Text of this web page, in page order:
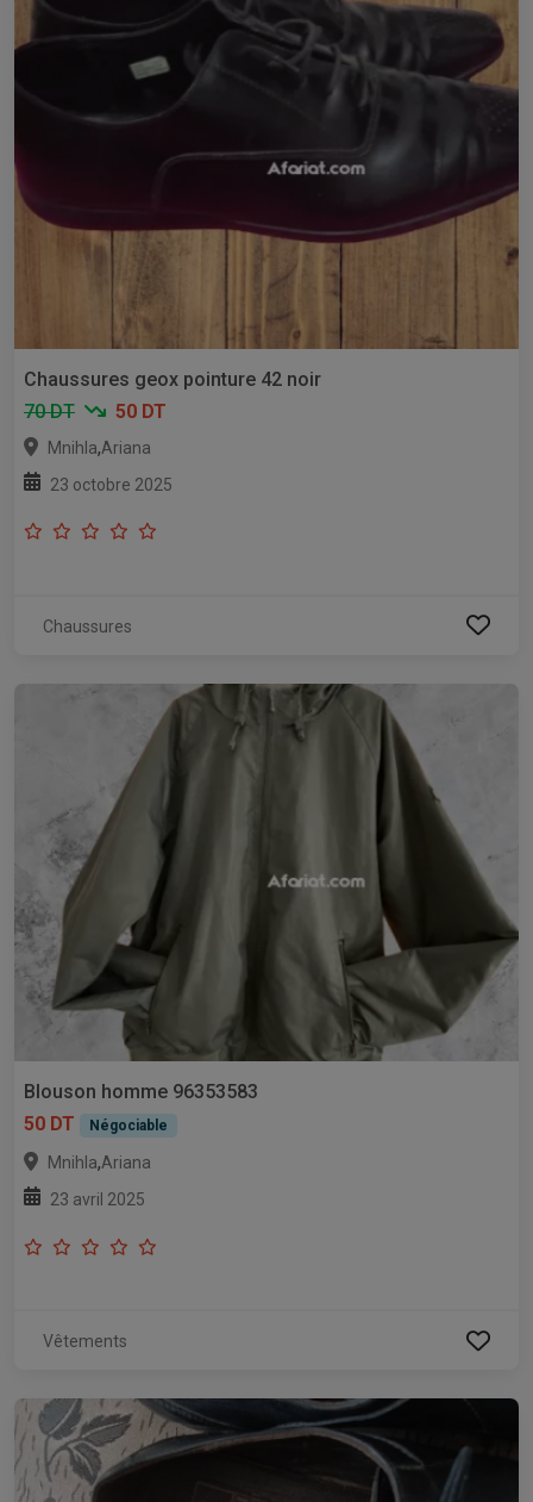
Chaussures geox pointure 42 noir
70 DT
50 DT
Mnihla,Ariana
23 octobre 2025
Chaussures
Blouson homme 96353583
50 DT
Négociable
Mnihla,Ariana
23 avril 2025
Vêtements